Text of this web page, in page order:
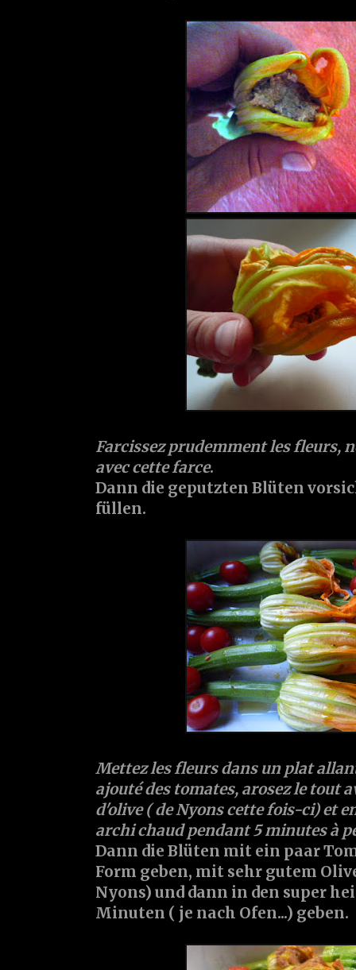
Farcissez prudemment les fleurs,
avec cette farce.
Dann die geputzten Blüten
füllen.
Mettez les fleurs dans un plat
ajouté des tomates, arosez le tout
d'olive ( de Nyons cette fois-ci) et
archi chaud pendant 5 minutes à
Dann die Blüten mit ein paar
Form geben, mit sehr gutem
Nyons) und dann in den super
Minuten ( je nach Ofen...) geben.